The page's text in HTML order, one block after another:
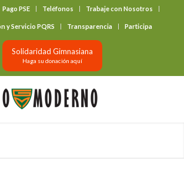
Pago PSE Teléfonos Trabaje con Nosotros
y Servicio PQRS Transparencia Participa
Solidaridad Gimnasiana
Haga su donación aquí